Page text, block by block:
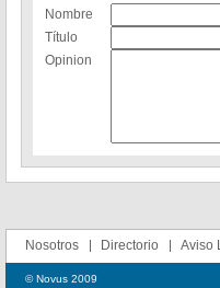
Nombre
Título
Opinion
Nosotros Directorio Aviso
© Novus 2009